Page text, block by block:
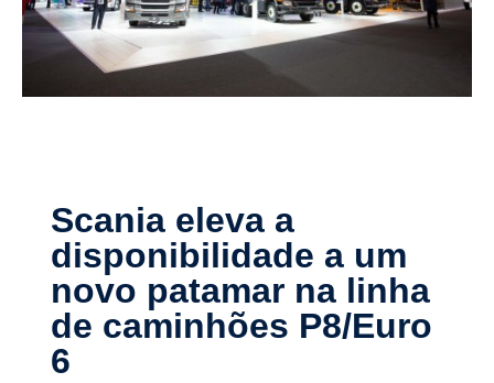
Scania eleva a
disponibilidade a um
novo patamar na linha
de caminhões P8/Euro
6